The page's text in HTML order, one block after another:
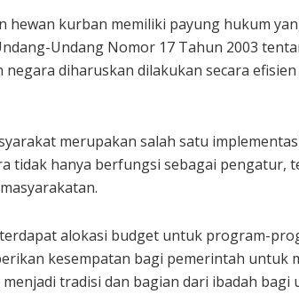
hewan kurban memiliki payung hukum
Undang Nomor 17 Tahun 2003
diharuskan dilakukan secara efisien
merupakan salah satu
tidak hanya berfungsi sebagai pengatur,
alokasi budget untuk program-
kesempatan bagi pemerintah untuk
tradisi dan bagian dari ibadah bagi